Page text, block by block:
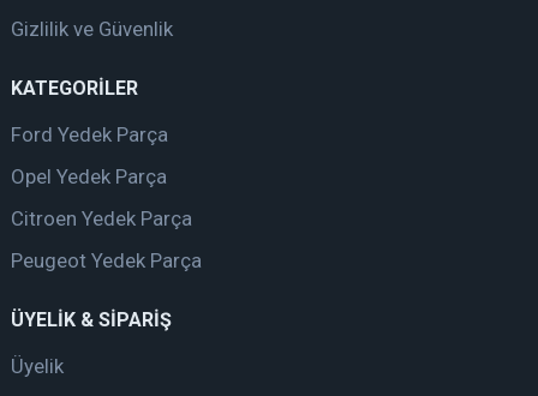
Gizlilik ve Güvenlik
KATEGORİLER
Ford Yedek Parça
Opel Yedek Parça
Citroen Yedek Parça
Peugeot Yedek Parça
ÜYELİK & SİPARİŞ
Üyelik